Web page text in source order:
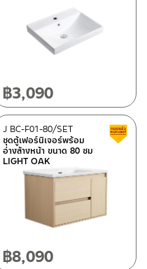
฿3,090
ชุดตู้เฟอร์นิเจอร์พร้อม
อ่างล้างหน้า ขนาด 80 ซม
LIGHT OAK
J BC-F01-80/SET
฿8,090